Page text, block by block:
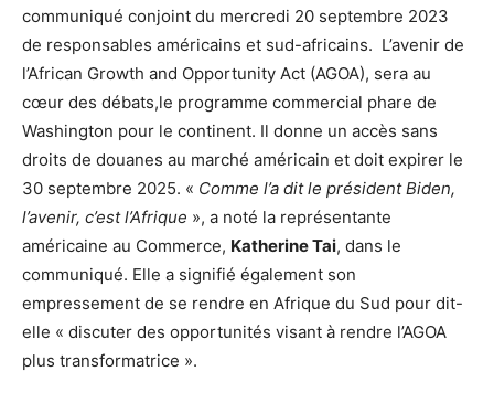
communiqué conjoint du mercredi 20 septembre 2023
de responsables américains et sud-africains. L’avenir de
l’African Growth and Opportunity Act (AGOA), sera au
cœur des débats,le programme commercial phare de
Washington pour le continent. Il donne un accès sans
droits de douanes au marché américain et doit expirer le
30 septembre 2025. « Comme l’a dit le président Biden,
l’avenir, c’est l’Afrique », a noté la représentante
américaine au Commerce, Katherine Tai, dans le
communiqué. Elle a signifié également son
empressement de se rendre en Afrique du Sud pour dit-
elle « discuter des opportunités visant à rendre l’AGOA
plus transformatrice ».